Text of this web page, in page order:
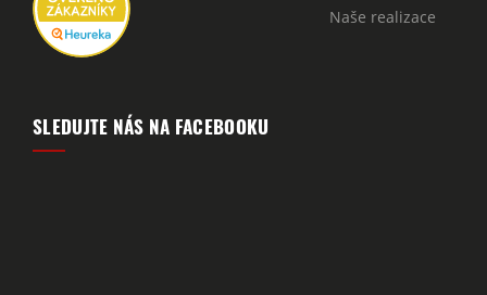
Naše realizace
SLEDUJTE NÁS NA FACEBOOKU